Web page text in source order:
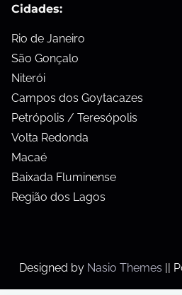
Cidades:
Rio de Janeiro
São Gonçalo
Niterói
Campos dos Goytacazes
Petrópolis / Teresópolis
Volta Redonda
Macaé
Baixada Fluminense
Região dos Lagos
Designed by Nasio Themes